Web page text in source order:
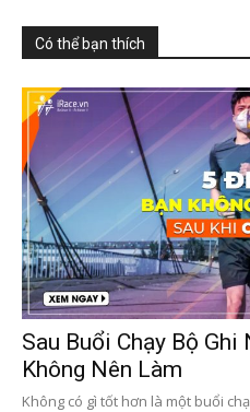
Có thể bạn thích
Sau Buổi Chạy Bộ
Không Nên Làm
Không có gì tốt hơn là một buổi